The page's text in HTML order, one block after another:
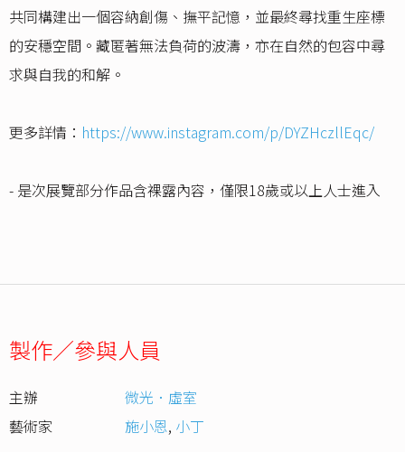
共同構建出一個容納創傷、撫平記憶，並最終尋找重生座標
的安穩空間。藏匿著無法負荷的波濤，亦在自然的包容中尋
求與自我的和解。
更多詳情： https://www.instagram.com/p/DYZHczllEqc/
- 是次展覽部分作品含裸露內容，僅限18歲或以上人士進入
製作／參與人員
主辦
微光．虛室
藝術家
施小恩, 小丁